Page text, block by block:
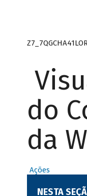
do
da
Ações
NESTA